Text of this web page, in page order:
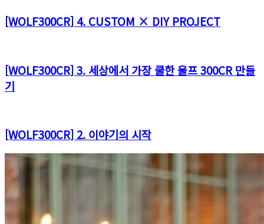
[WOLF300CR] 4. CUSTOM × DIY PROJECT
[WOLF300CR] 3. 세상에서 가장 쿨한 울프 300CR 만들
기
[WOLF300CR] 2. 이야기의 시작